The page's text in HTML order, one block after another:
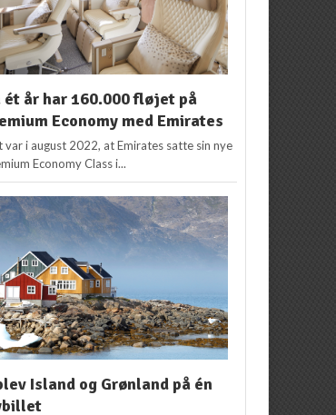
ét år har 160.000 fløjet på
Economy med Emirates
var i august 2022, at Emirates satte sin nye
Economy Class i...
Island og Grønland på én